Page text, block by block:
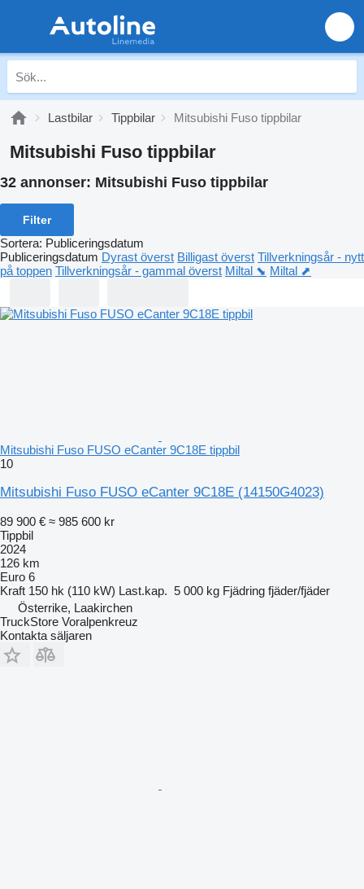
Lastbilar Tippbilar Mitsubishi Fuso tippbilar
Mitsubishi Fuso tippbilar
32 annonser: Mitsubishi Fuso tippbilar
Filter
Sortera: Publiceringsdatum
Publiceringsdatum Dyrast överst Billigast överst Tillverkningsår - nytt
på toppen Tillverkningsår - gammal överst Miltal ⬊ Miltal ⬈
Mitsubishi Fuso FUSO eCanter 9C18E tippbil
10
Mitsubishi Fuso FUSO eCanter 9C18E (14150G4023)
89 900 € ≈ 985 600 kr
Tippbil
2024
126 km
Euro 6
Kraft 150 hk (110 kW) Last.kap. 5 000 kg Fjädring fjäder/fjäder
Österrike, Laakirchen
TruckStore Voralpenkreuz
Kontakta säljaren